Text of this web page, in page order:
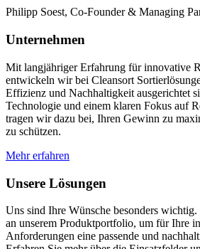
Philipp Soest, Co-Founder & Managing
Unternehmen
Mit langjähriger Erfahrung für innovative
entwickeln wir bei Cleansort
Effizienz und Nachhaltigkeit ausgerichtet
Technologie und einem klaren Fokus auf
tragen wir dazu bei, Ihren Gewinn zu
zu schützen.
Mehr erfahren
Unsere Lösungen
Uns sind Ihre Wünsche besonders
an unserem Produktportfolio, um für Ihre
Anforderungen eine passende und